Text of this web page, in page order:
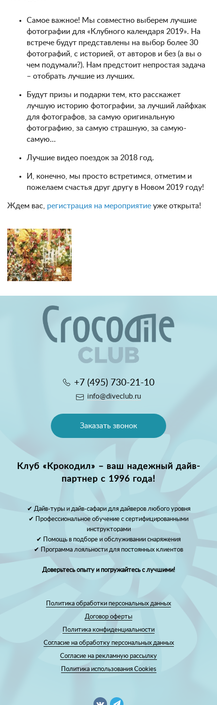
Самое важное! Мы совместно выберем лучшие
фотографии для «Клубного календаря 2019». На
встрече будут представлены на выбор более 30
фотографий, с историей, от авторов и без (а вы о
чем подумали?). Нам предстоит непростая задача
– отобрать лучшие из лучших.
Будут призы и подарки тем, кто расскажет
лучшую историю фотографии, за лучший лайфхак
для фотографов, за самую оригинальную
фотографию, за самую страшную, за самую-
самую…
Лучшие видео поездок за 2018 год.
И, конечно, мы просто встретимся, отметим и
пожелаем счастья друг другу в Новом 2019 году!
Ждем вас, регистрация на мероприятие уже открыта!
+7 (495) 730-21-10
info@diveclub.ru
Заказать звонок
Клуб «Крокодил» – ваш надежный дайв-
партнер с 1996 года!
✔ Дайв-туры и дайв-сафари для дайверов любого уровня
✔ Профессиональное обучение с сертифицированными
инструкторами
✔ Помощь в подборе и обслуживании снаряжения
✔ Программа лояльности для постоянных клиентов
Доверьтесь опыту и погружайтесь с лучшими!
Политика обработки персональных данных
Договор оферты
Политика конфиденциальности
Согласие на обработку персональных данных
Согласие на рекламную рассылку
Политика использования Cookies